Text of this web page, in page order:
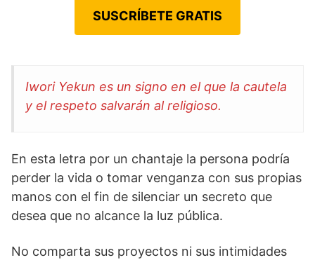
SUSCRÍBETE GRATIS
Iwori Yekun es un signo en el que la cautela
y el respeto salvarán al religioso.
En esta letra por un chantaje la persona podría
perder la vida o tomar venganza con sus propias
manos con el fin de silenciar un secreto que
desea que no alcance la luz pública.
No comparta sus proyectos ni sus intimidades